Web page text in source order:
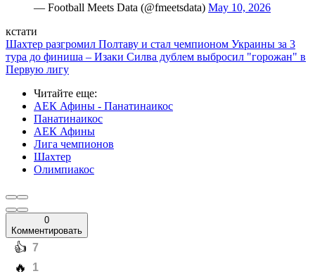
— Football Meets Data (@fmeetsdata) May 10, 2026
кстати
Шахтер разгромил Полтаву и стал чемпионом Украины за 3
тура до финиша – Изаки Силва дублем выбросил "горожан" в
Первую лигу
Читайте еще:
АЕК Афины - Панатинаикос
Панатинаикос
АЕК Афины
Лига чемпионов
Шахтер
Олимпиакос
0
Комментировать
️👍 7
️🔥 1